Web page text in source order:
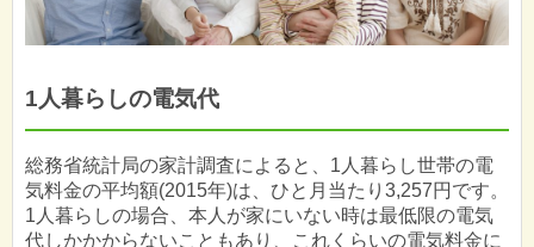
1人暮らしの電気代
総務省統計局の家計調査によると、1人暮らし世帯の電
気料金の平均額(2015年)は、ひと月当たり3,257円です。
1人暮らしの場合、本人が家にいない時は最低限の電気
代しかかからないこともあり、これくらいの電気料金に